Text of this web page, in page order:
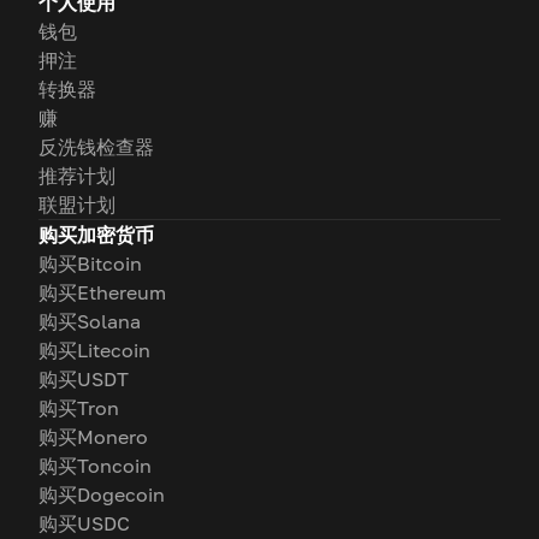
钱包
押注
转换器
赚
反洗钱检查器
推荐计划
联盟计划
购买加密货币
购买Bitcoin
购买Ethereum
购买Solana
购买Litecoin
购买USDT
购买Tron
购买Monero
购买Toncoin
购买Dogecoin
购买USDC